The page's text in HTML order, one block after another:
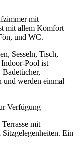
mit
mit allem Komfort
und WC.
Sesseln, Tisch,
Indoor-Pool ist
und werden einmal
Verfügung
mit
Sitzgelegenheiten. Ein